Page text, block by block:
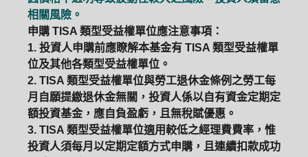
PGIM系列基金 168循環投資
定期(不)定額 高成長基金 月配息
相關風險。
申購 TISA 類型受益權單位應注意事項：
1. 投資人申購前應瞭解本基金有 TISA 類型受益權單
位及其他各類型受益權單位。
2. TISA 類型受益權單位與勞工退休金條例之勞工每
月自願提繳退休金無關，投資人係以自有資金定期定
額投資基金，應自負盈虧，且無稅賦優惠。
3. TISA 類型受益權單位適用較低之經理費費率，惟
投資人須每月以定期定額方式申購，且連續扣款成功